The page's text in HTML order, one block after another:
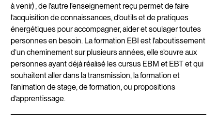
à venir) , de l’autre l’enseignement reçu permet de faire
l’acquisition de connaissances, d’outils et de pratiques
énergétiques pour accompagner, aider et soulager toutes
personnes en besoin. La formation EBI est l'aboutissement
d’un cheminement sur plusieurs années, elle s’ouvre aux
personnes ayant déjà réalisé les cursus EBM et EBT et qui
souhaitent aller dans la transmission, la formation et
l’animation de stage, de formation, ou propositions
d’apprentissage.